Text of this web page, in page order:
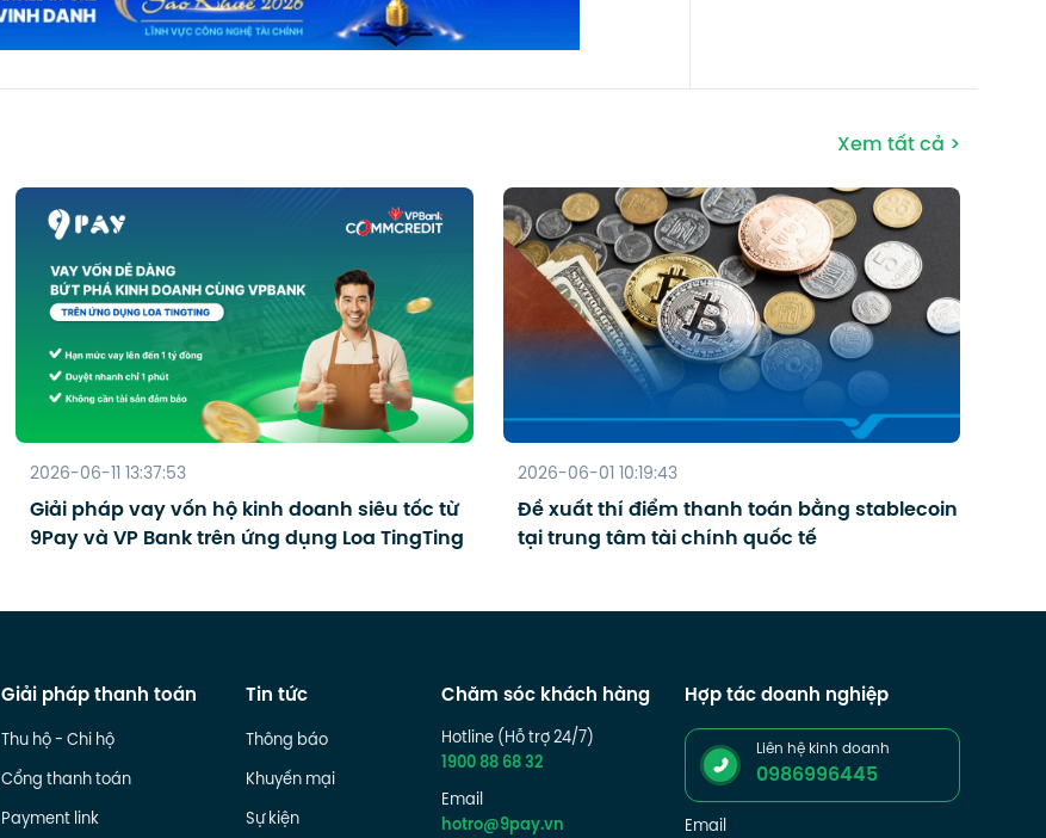
Xem tất cả >
2026-06-11 13:37:53
Giải pháp vay vốn hộ kinh doanh siêu tốc từ
9Pay và VP Bank trên ứng dụng Loa TingTing
2026-06-01 10:19:43
Đề xuất thí điểm thanh toán bằng stablecoin
tại trung tâm tài chính quốc tế
Giải pháp thanh toán
Thu hộ - Chi hộ
Cổng thanh toán
Payment link
Tin tức
Thông báo
Khuyến mại
Sự kiện
Chăm sóc khách hàng
Hotline (Hỗ trợ 24/7)
1900 88 68 32
Email
hotro@9pay.vn
Hợp tác doanh nghiệp
Liên hệ kinh doanh
0986996445
Email